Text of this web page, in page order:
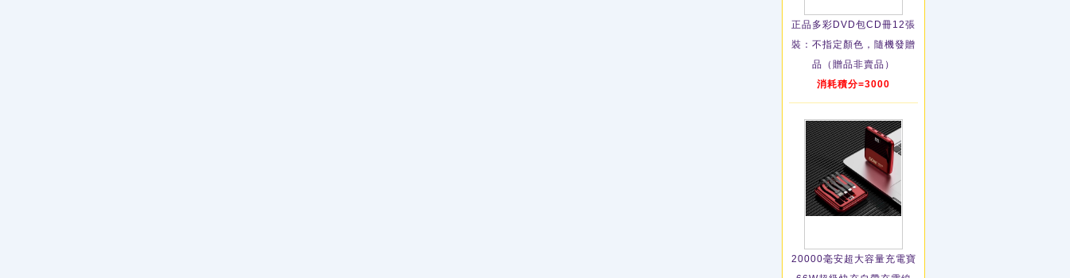
正品多彩DVD包CD冊12張
裝：不指定顏色，隨機發贈
品（贈品非賣品）
消耗積分=3000
20000毫安超大容量充電寶